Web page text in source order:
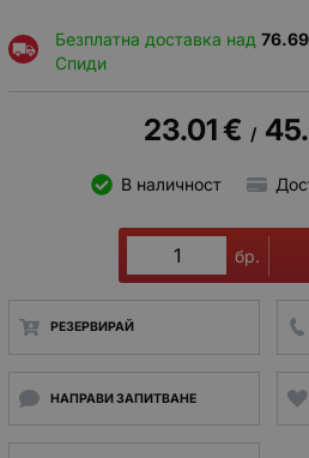
Безплатна доставка над 76.69
Спиди
23.01€ /
В наличност
бр.
РЕЗЕРВИРАЙ
НАПРАВИ ЗАПИТВАНЕ